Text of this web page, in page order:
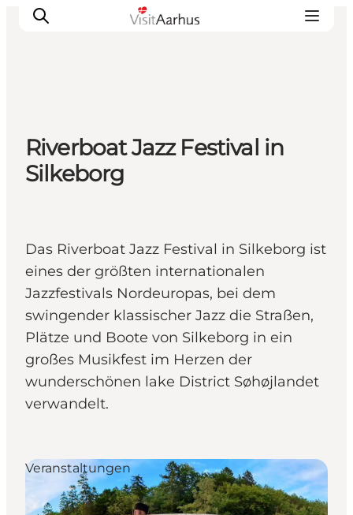
Sehen und erleben
Veranstaltungen
Städte und Regionen
Riverboat Jazz Festival in
Silkeborg
Das Riverboat Jazz Festival in Silkeborg ist
eines der größten internationalen
Jazzfestivals Nordeuropas, bei dem
swingender klassischer Jazz die Straßen,
Plätze und Boote von Silkeborg in ein
großes Musikfest im Herzen der
wunderschönen lake District Søhøjlandet
verwandelt.
Veranstaltungen